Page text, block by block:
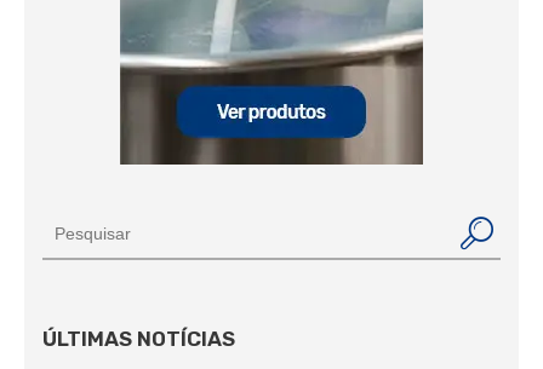
ÚLTIMAS NOTÍCIAS